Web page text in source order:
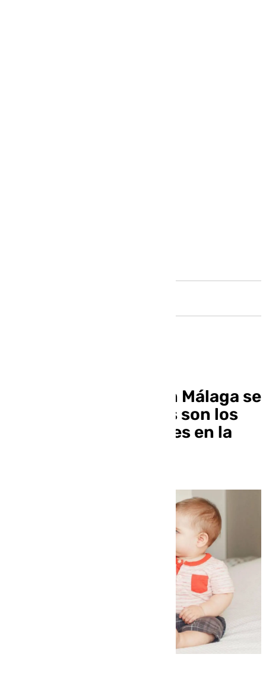
Cincuenta jóvenes en Málaga se
llaman Shakira: estos son los
nombres más comunes en la